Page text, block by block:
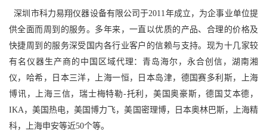
深圳市科力易翔仪器设备有限公司于2011年成立，为企事业单位提
供全面而周到的服务。多年来，一直以优质的产品、合理的价格及
快捷周到的服务深受国内各行业客户的信赖与支持。现为十几家较
有名仪器生产商的中国区域代理：青岛海尔，永合创信，湖南湘
仪，哈希，日本三洋，上海一恒，日本岛津，德国赛多利斯，上海
博讯，上海三信，瑞士梅特勒-托利，美国奥豪斯，德国艾本德，
IKA，美国热电，美国博力飞，美国密理博，日本奥林巴斯，上海精
科，上海申安等近50个等。